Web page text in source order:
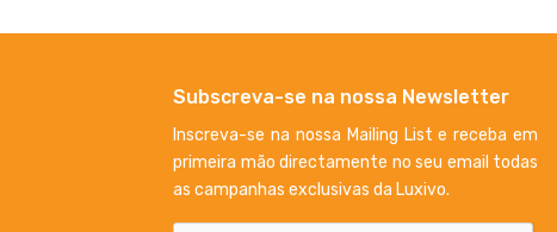
Subscreva-se na nossa Newsletter
Inscreva-se na nossa Mailing List e receba em
primeira mão directamente no seu email todas
as campanhas exclusivas da Luxivo.